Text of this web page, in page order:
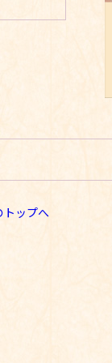
トップへ